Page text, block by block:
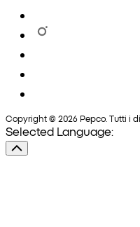
Copyright © 2026 Pepco. Tutti i
Selected Language: